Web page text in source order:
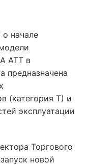
о начале
АТТ в
предназначена
(категория Т) и
эксплуатации
Торгового
новой